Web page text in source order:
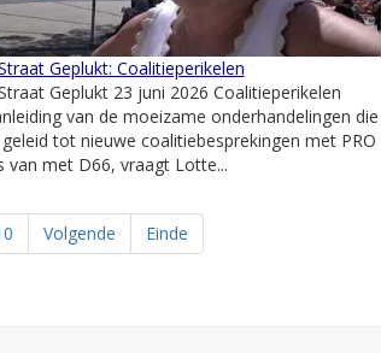
Geplukt: Coalitieperikelen
Geplukt 23 juni 2026 Coalitieperikelen
van de moeizame onderhandelingen die
tot nieuwe coalitiebesprekingen met PRO
van met D66, vraagt Lotte...
Volgende Einde